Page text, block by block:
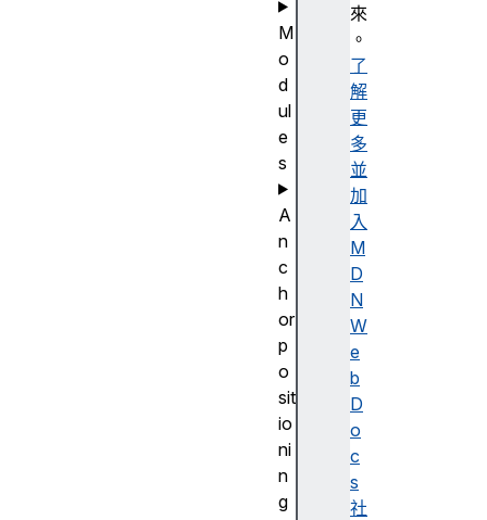
來
。
了
解
更
多
並
加
入
M
D
N
W
e
b
D
o
c
s
社
M
o
d
ul
e
s
A
n
c
h
or
p
o
sit
io
ni
n
g